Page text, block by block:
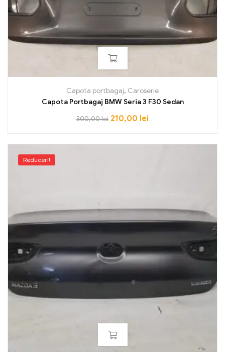
Capota portbagaj, Caroserie
Capota Portbagaj BMW Seria 3 F30 Sedan
300,00lei 210,00 lei
Reduceri!